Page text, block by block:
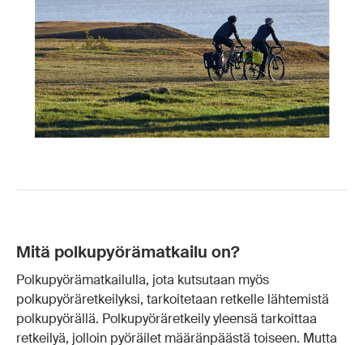
Mitä polkupyörämatkailu on?
Polkupyörämatkailulla, jota kutsutaan myös
polkupyöräretkeilyksi, tarkoitetaan retkelle lähtemistä
polkupyörällä. Polkupyöräretkeily yleensä tarkoittaa
retkeilyä, jolloin pyöräilet määränpäästä toiseen. Mutta